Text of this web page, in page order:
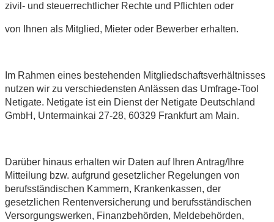
zivil- und steuerrechtlicher Rechte und Pflichten oder
von Ihnen als Mitglied, Mieter oder Bewerber erhalten.
Im Rahmen eines bestehenden Mitgliedschaftsverhältnisses
nutzen wir zu verschiedensten Anlässen das Umfrage-Tool
Netigate. Netigate ist ein Dienst der Netigate Deutschland
GmbH, Untermainkai 27-28, 60329 Frankfurt am Main.
Darüber hinaus erhalten wir Daten auf Ihren Antrag/Ihre
Mitteilung bzw. aufgrund gesetzlicher Regelungen von
berufsständischen Kammern, Krankenkassen, der
gesetzlichen Rentenversicherung und berufsständischen
Versorgungswerken, Finanzbehörden, Meldebehörden,